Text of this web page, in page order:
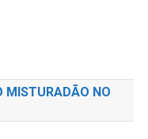
MISTURADÃO NO